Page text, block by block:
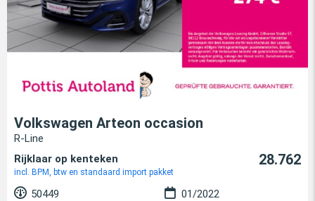
Volkswagen Arteon occasion
R-Line
Rijklaar op kenteken
incl. BPM, btw en standaard import pakket
28.762
50449
01/2022